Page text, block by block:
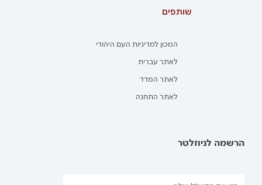
שותפים
המכון למדיניות העם היהודי
לאתר עברית
לאתר המדד
לאתר התחנה
הרשמה לניוזלטר